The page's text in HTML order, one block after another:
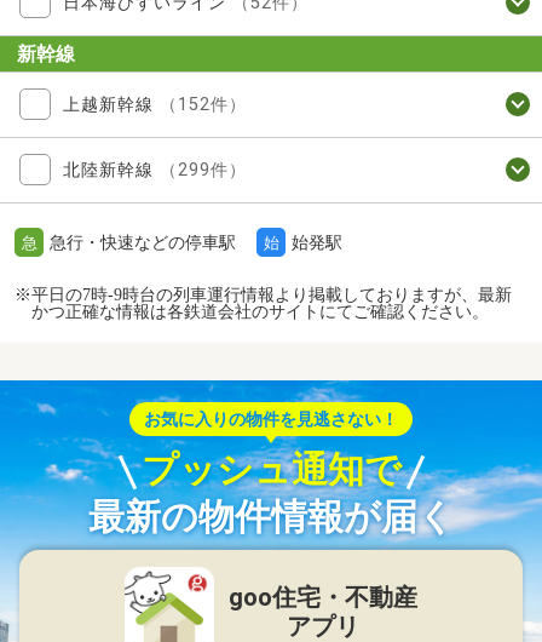
新幹線
上越新幹線 （152件）
北陸新幹線 （299件）
急 急行・快速などの停車駅 始 始発駅
※平日の7時-9時台の列車運行情報より掲載しておりますが、最新
かつ正確な情報は各鉄道会社のサイトにてご確認ください。
お気に入りの物件を見逃さない！
プッシュ通知で
最新の物件情報が届く
goo住宅・不動産
アプリ